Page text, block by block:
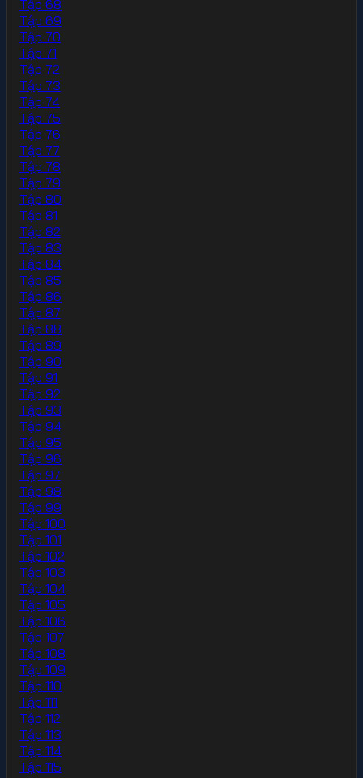
Tập 68
Tập 69
Tập 70
Tập 71
Tập 72
Tập 73
Tập 74
Tập 75
Tập 76
Tập 77
Tập 78
Tập 79
Tập 80
Tập 81
Tập 82
Tập 83
Tập 84
Tập 85
Tập 86
Tập 87
Tập 88
Tập 89
Tập 90
Tập 91
Tập 92
Tập 93
Tập 94
Tập 95
Tập 96
Tập 97
Tập 98
Tập 99
Tập 100
Tập 101
Tập 102
Tập 103
Tập 104
Tập 105
Tập 106
Tập 107
Tập 108
Tập 109
Tập 110
Tập 111
Tập 112
Tập 113
Tập 114
Tập 115